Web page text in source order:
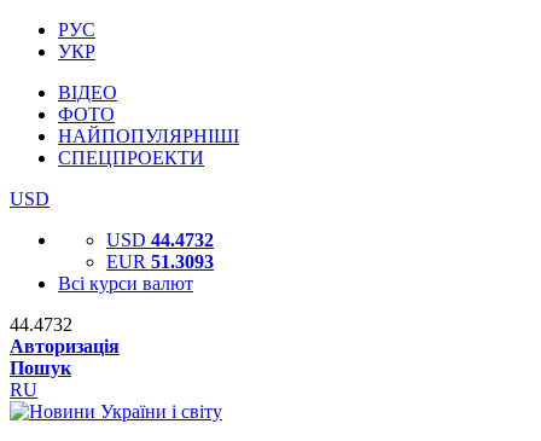
РУС
УКР
ВІДЕО
ФОТО
НАЙПОПУЛЯРНІШІ
СПЕЦПРОЕКТИ
USD
USD 44.4732
EUR 51.3093
Всі курси валют
44.4732
Авторизація
Пошук
RU